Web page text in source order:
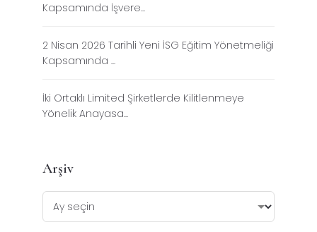
Kapsamında İşvere...
2 Nisan 2026 Tarihli Yeni İSG Eğitim Yönetmeliği
Kapsamında ...
İki Ortaklı Limited Şirketlerde Kilitlenmeye
Yönelik Anayasa...
Arşiv